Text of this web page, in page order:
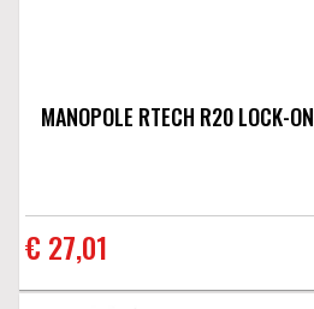
MANOPOLE RTECH R20 LOCK-ON
€ 27,01